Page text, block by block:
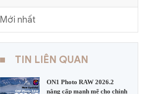
Mới nhất
TIN LIÊN QUAN
ON1 Photo RAW 2026.2
nâng cấp mạnh mẽ cho chỉnh